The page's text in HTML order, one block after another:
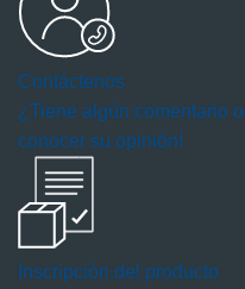
Contáctenos
¿Tiene algún comentario
conocer su opinión!
Inscripción del producto